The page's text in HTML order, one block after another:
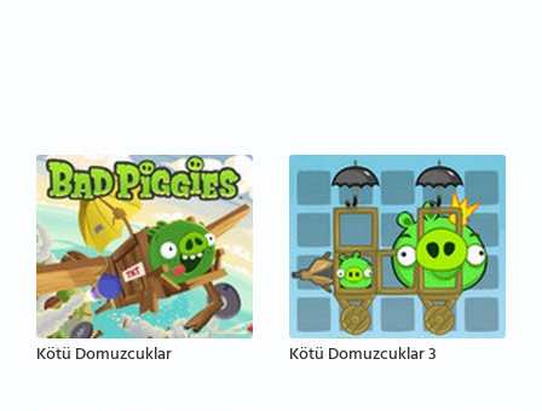
Kötü Domuzcuklar Kötü Domuzcuklar 3